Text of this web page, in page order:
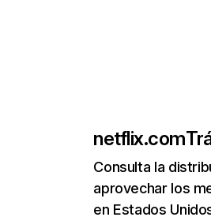
netflix.com
Consulta la
aprovechar los
en Estados